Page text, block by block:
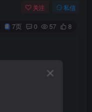
关注 私信
7页 0 57 8